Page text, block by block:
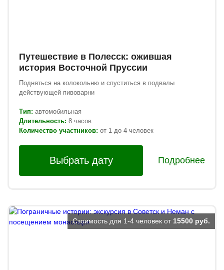
Путешествие в Полесск: ожившая
история Восточной Пруссии
Подняться на колокольню и спуститься в подвалы
действующей пивоварни
Тип: автомобильная
Длительность: 8 часов
Количество участников: от 1 до 4 человек
Выбрать дату Подробнее
Стоимость для 1-4 человек от 15500 руб.